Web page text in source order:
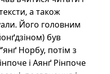
а також
Його головним
був
Норбу, потім з
і Аянґ Рінпоче